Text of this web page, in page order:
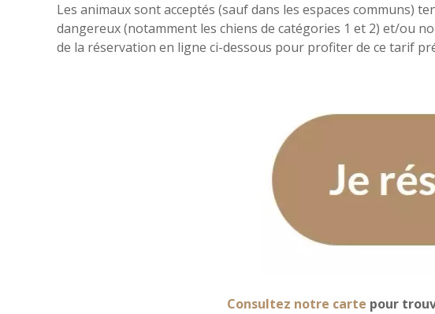
Les animaux sont acceptés (sauf dans les espaces communs)
dangereux (notamment les chiens de catégories 1 et 2) et/ou
de la réservation en ligne ci-dessous pour profiter de ce tarif
Consultez notre carte pour